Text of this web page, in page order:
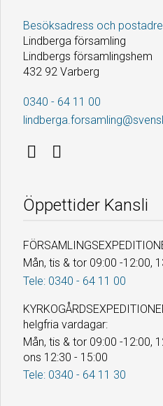
Besöksadress och
Lindberga församling
Lindbergs församlingshem
432 92 Varberg
0340 - 64 11 00
Öppettider Kansli
Mån, tis & tor 09:00 -12:00,
Tele: 0340 - 64 11 00
helgfria vardagar:
Mån, tis & tor 09:00 -12:00,
ons 12:30 - 15:00
Tele: 0340 - 64 11 30